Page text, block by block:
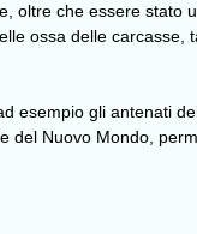
oltre che essere stato
ossa delle carcasse,
esempio gli antenati
del Nuovo Mondo,